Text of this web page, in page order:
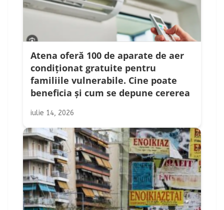
Atena oferă 100 de aparate de aer
condiționat gratuite pentru
familiile vulnerabile. Cine poate
beneficia și cum se depune cererea
iulie 14, 2026